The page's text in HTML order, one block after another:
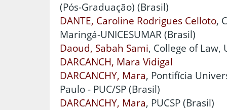
(Pós-Graduação) (Brasil)
DANTE, Caroline Rodrigues Celloto,
Maringá-UNICESUMAR (Brasil)
Daoud, Sabah Sami, College of
DARCANCH, Mara Vidigal
DARCANCHY, Mara, Pontifícia
Paulo - PUC/SP (Brasil)
DARCANCHY, Mara, PUCSP (Brasil)